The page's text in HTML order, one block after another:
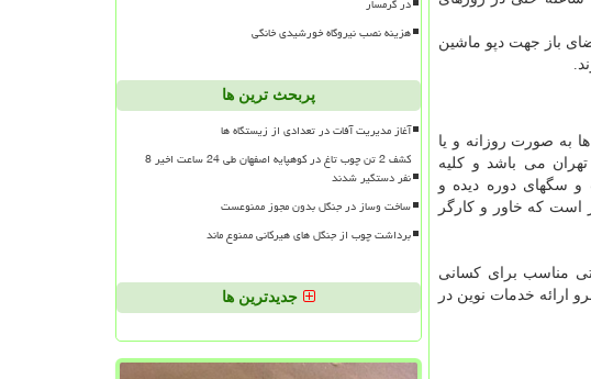
با فضای باز جهت دپو ماشین
به صورت روزانه و یا
می باشد و کلیه
مجرب و سگهای دوره دیده و
است که خاور و کارگر
مناسب برای کسانی
ارائه خدمات نوین در
هزینه نصب نیروگاه خورشیدی خانگی
پربحث ترین ها
آغاز مدیریت آفات در تعدادی از زیستگاه ها
کشف 2 تن چوب تاغ در کوهپایه اصفهان طی 24 ساعت اخیر 8
نفر دستگیر شدند
ساخت وساز در جنگل بدون مجوز ممنوعست
برداشت چوب از جنگل های هیرکانی ممنوع ماند
جدیدترین ها